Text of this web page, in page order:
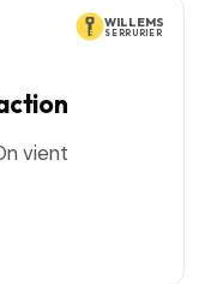
WILLEMS
SERRURIER
vient